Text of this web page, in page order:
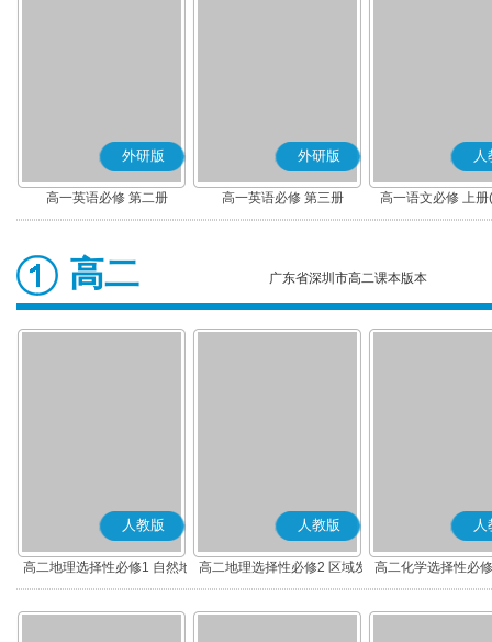
外研版
高一英语必修 第二册
外研版
高一英语必修 第三册
人
高一语文必修 上
高二 广东省深圳市高二课本版本
人教版
高二地理选择性必修1 自然地
理基础
人教版
高二地理选择性必修2 区域发
展
人
高二化学选择性必
应原理